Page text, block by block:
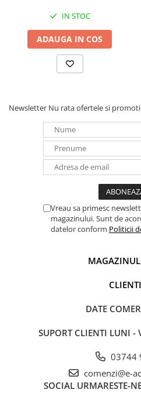
Tablouri electrice
Lumina (Becuri si Lanterne)
Laptop & PC accesorii, baterii,
Solutii solare portabile
Lichidare de stoc
Acumulatori
Sisteme de prindere
IN STOC
ADAUGA IN COS
Newsletter Nu rata ofertele si
Vreau sa primesc
magazinului. Sunt de
datelor conform Politicii
CLIENTI
DATE
SUPORT CLIENTI LUNI -
03744
comenzi@e-
SOCIAL URMARESTE-